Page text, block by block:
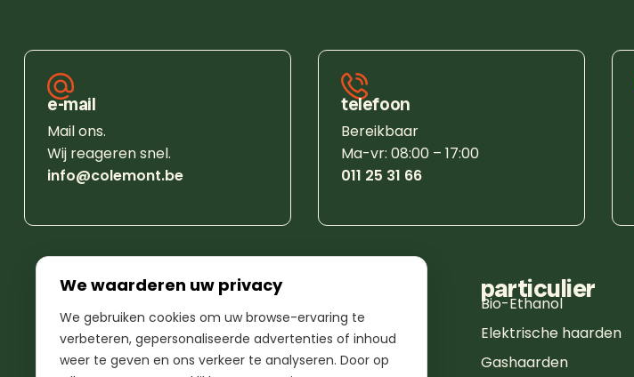
We waarderen uw privacy
We gebruiken cookies om uw browse-ervaring te
verbeteren, gepersonaliseerde advertenties of inhoud
weer te geven en ons verkeer te analyseren. Door op
e-mail
Mail ons.
Wij reageren snel.
info@colemont.be
telefoon
Bereikbaar
Ma-vr: 08:00 – 17:00
011 25 31 66
particulier
Bio-Ethanol
Elektrische haarden
Gashaarden